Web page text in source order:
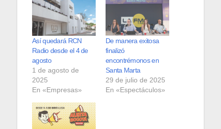
Así quedará RCN
Radio desde el 4 de
agosto
1 de agosto de
2025
En «Empresas»
De manera exitosa
finalizó
encontrémonos en
Santa Marta
29 de julio de 2025
En «Espectáculos»